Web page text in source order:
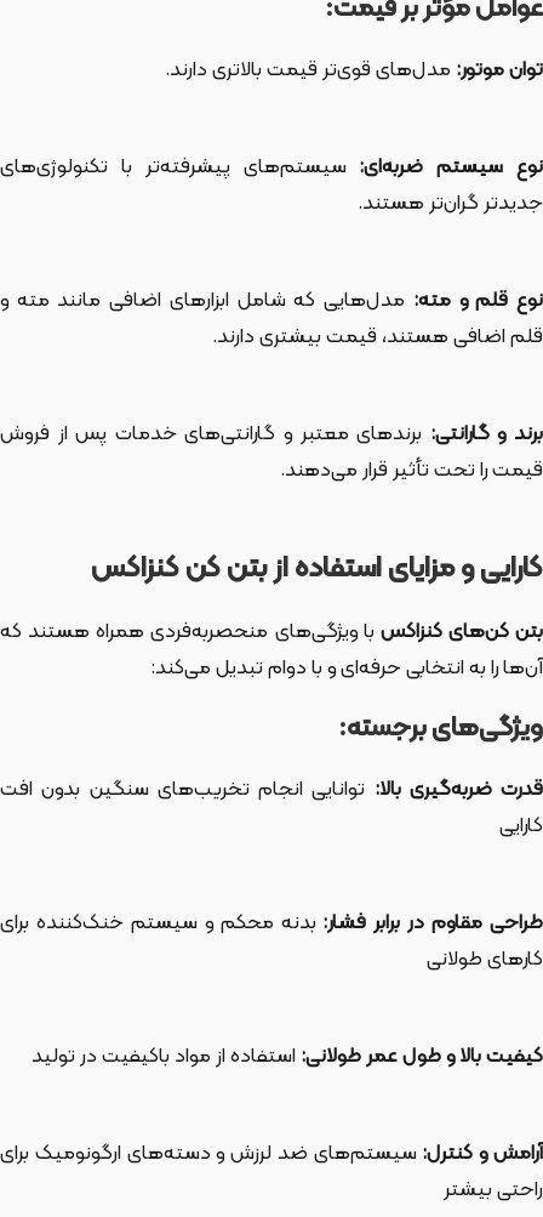
عوامل مؤثر بر قیمت:
توان موتور: مدل‌های قوی‌تر قیمت بالاتری دارند.
نوع سیستم ضربه‌ای: سیستم‌های پیشرفته‌تر با تکنولوژی‌های
جدیدتر گران‌تر هستند.
نوع قلم و مته: مدل‌هایی که شامل ابزارهای اضافی مانند مته و
قلم اضافی هستند، قیمت بیشتری دارند.
برند و گارانتی: برندهای معتبر و گارانتی‌های خدمات پس از فروش
قیمت را تحت تأثیر قرار می‌دهند.
کارایی و مزایای استفاده از بتن کن کنزاکس
بتن کن‌های کنزاکس با ویژگی‌های منحصربه‌فردی همراه هستند که
آن‌ها را به انتخابی حرفه‌ای و با دوام تبدیل می‌کند:
ویژگی‌های برجسته:
قدرت ضربه‌گیری بالا: توانایی انجام تخریب‌های سنگین بدون افت
کارایی
طراحی مقاوم در برابر فشار: بدنه محکم و سیستم خنک‌کننده برای
کارهای طولانی
کیفیت بالا و طول عمر طولانی:استفاده از مواد باکیفیت در تولید
آرامش و کنترل: سیستم‌های ضد لرزش و دسته‌های ارگونومیک برای
راحتی بیشتر